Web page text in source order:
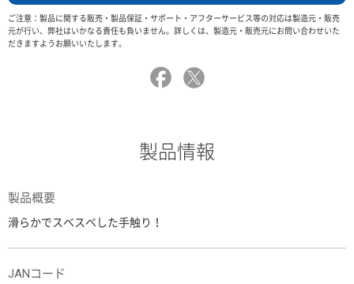
ご注意：製品に関する販売・製品保証・サポート・アフターサービス等の対応は製造元・販売
元が行い、弊社はいかなる責任も負いません。詳しくは、製造元・販売元にお問い合わせいた
だきますようお願いいたします。
製品情報
製品概要
滑らかでスベスベした手触り！
JANコード